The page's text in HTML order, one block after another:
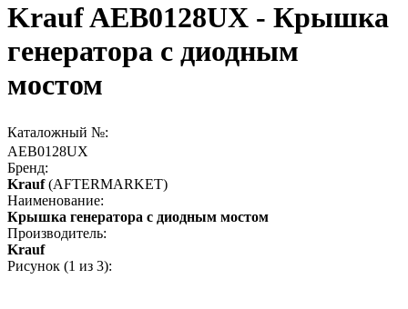
Krauf AEB0128UX - Крышка
генератора с диодным
мостом
Каталожный №:
AEB0128UX
Бренд:
Krauf (AFTERMARKET)
Наименование:
Крышка генератора с диодным мостом
Производитель:
Krauf
Рисунок (1 из 3):